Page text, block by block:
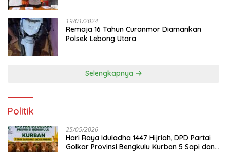
19/01/2024
Remaja 16 Tahun Curanmor Diamankan
Polsek Lebong Utara
Selengkapnya
Politik
25/05/2026
Hari Raya Iduladha 1447 Hijriah, DPD Partai
Golkar Provinsi Bengkulu Kurban 5 Sapi dan 1